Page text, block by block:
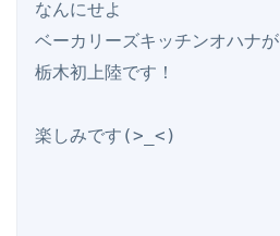
なんにせよ
ベーカリーズキッチンオハナが
栃木初上陸です！
楽しみです(>_<)